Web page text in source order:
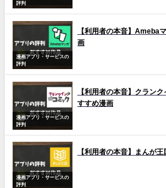
評判
漫画アプリ・サービスの
評判
【利用者の本音】Ameba
画
漫画アプリ・サービスの
評判
【利用者の本音】クラン
すすめ漫画
漫画アプリ・サービスの
評判
【利用者の本音】まんが